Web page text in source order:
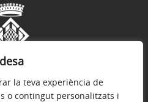
la teva experiència de
o contingut personalitzats i